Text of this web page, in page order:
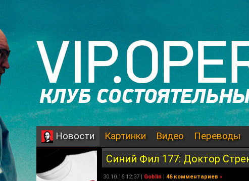
Новости Картинки Видео Переводы
Синий Фил 177: Доктор
30.10.16 12:37 | Goblin | 46 комментариев »